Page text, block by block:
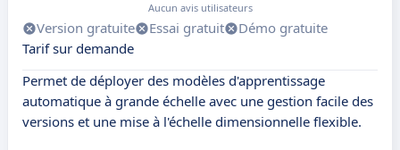
Aucun avis utilisateurs
Version gratuite Essai gratuit
Démo gratuite
Tarif sur demande
Permet de déployer des modèles d'apprentissage
automatique à grande échelle avec une gestion facile des
versions et une mise à l'échelle dimensionnelle flexible.